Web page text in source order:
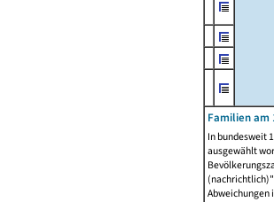
Familien am
In bundesweit
ausgewählt
Abweichungen